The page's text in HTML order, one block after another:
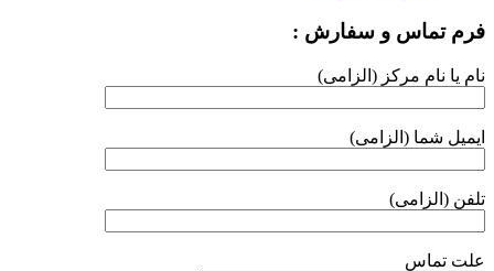
فرم تماس و سفارش :
نام یا نام مرکز (الزامی)
ایمیل شما (الزامی)
تلفن (الزامی)
علت تماس